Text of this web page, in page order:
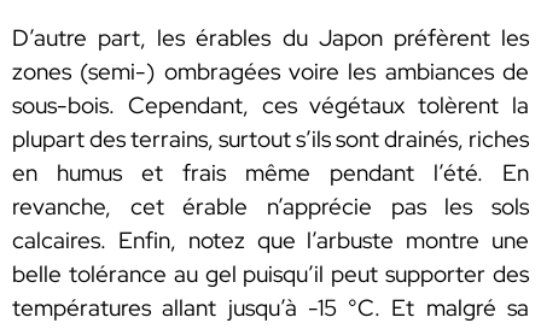
D’autre part, les érables du Japon préfèrent les
zones (semi-) ombragées voire les ambiances de
sous-bois. Cependant, ces végétaux tolèrent la
plupart des terrains, surtout s’ils sont drainés, riches
en humus et frais même pendant l’été. En
revanche, cet érable n’apprécie pas les sols
calcaires. Enfin, notez que l’arbuste montre une
belle tolérance au gel puisqu’il peut supporter des
températures allant jusqu’à -15 °C. Et malgré sa